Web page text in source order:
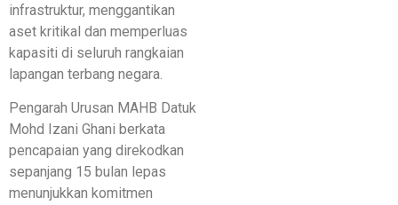
infrastruktur, menggantikan
aset kritikal dan memperluas
kapasiti di seluruh rangkaian
lapangan terbang negara.
Pengarah Urusan MAHB Datuk
Mohd Izani Ghani berkata
pencapaian yang direkodkan
sepanjang 15 bulan lepas
menunjukkan komitmen